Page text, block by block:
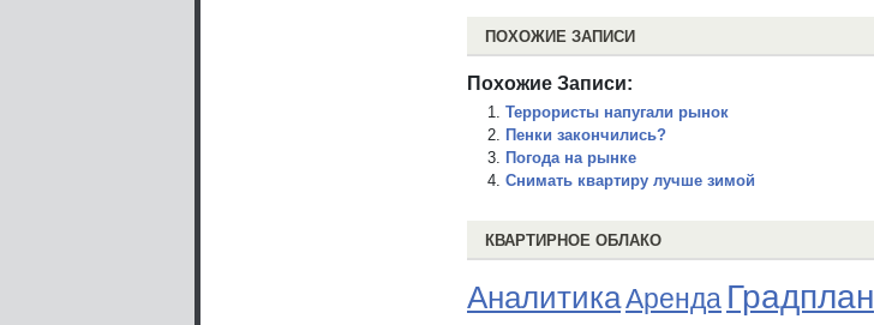
ПОХОЖИЕ ЗАПИСИ
Похожие Записи:
Террористы напугали рынок
Пенки закончились?
Погода на рынке
Снимать квартиру лучше зимой
КВАРТИРНОЕ ОБЛАКО
АналитикаАренда Градплан